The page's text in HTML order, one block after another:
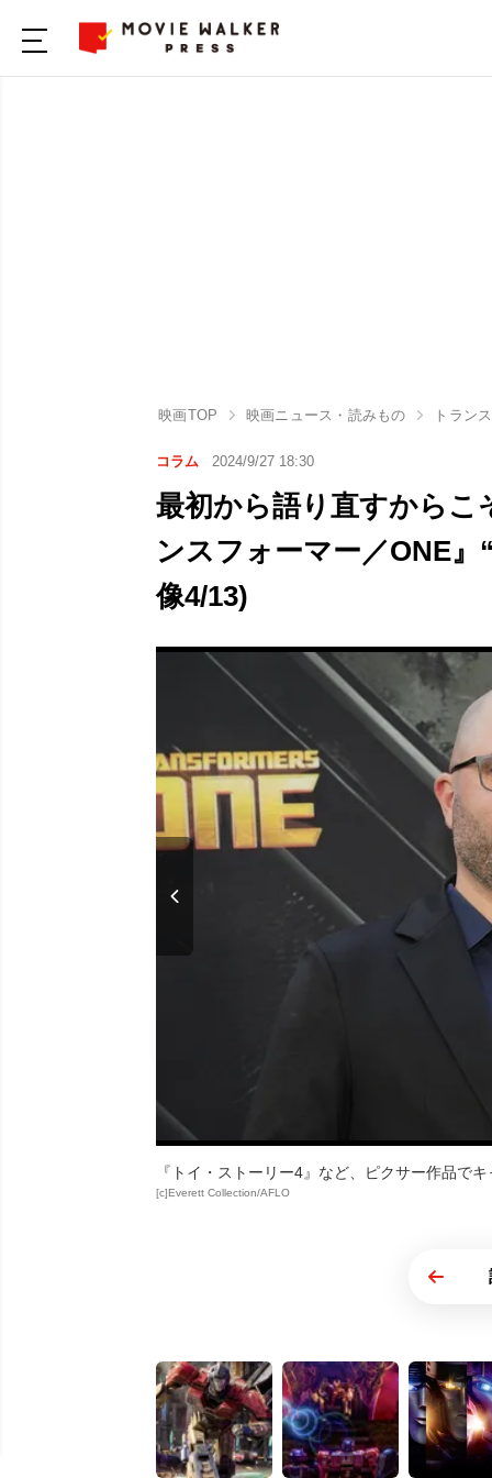
映画TOP 映画ニュース・読みもの トラン
コラム 2024/9/27 18:30
最初から語り直すからこ
ンスフォーマー／ONE
像4/13)
『トイ・ストーリー4』など、ピクサー作品で
[c]Everett Collection/AFLO